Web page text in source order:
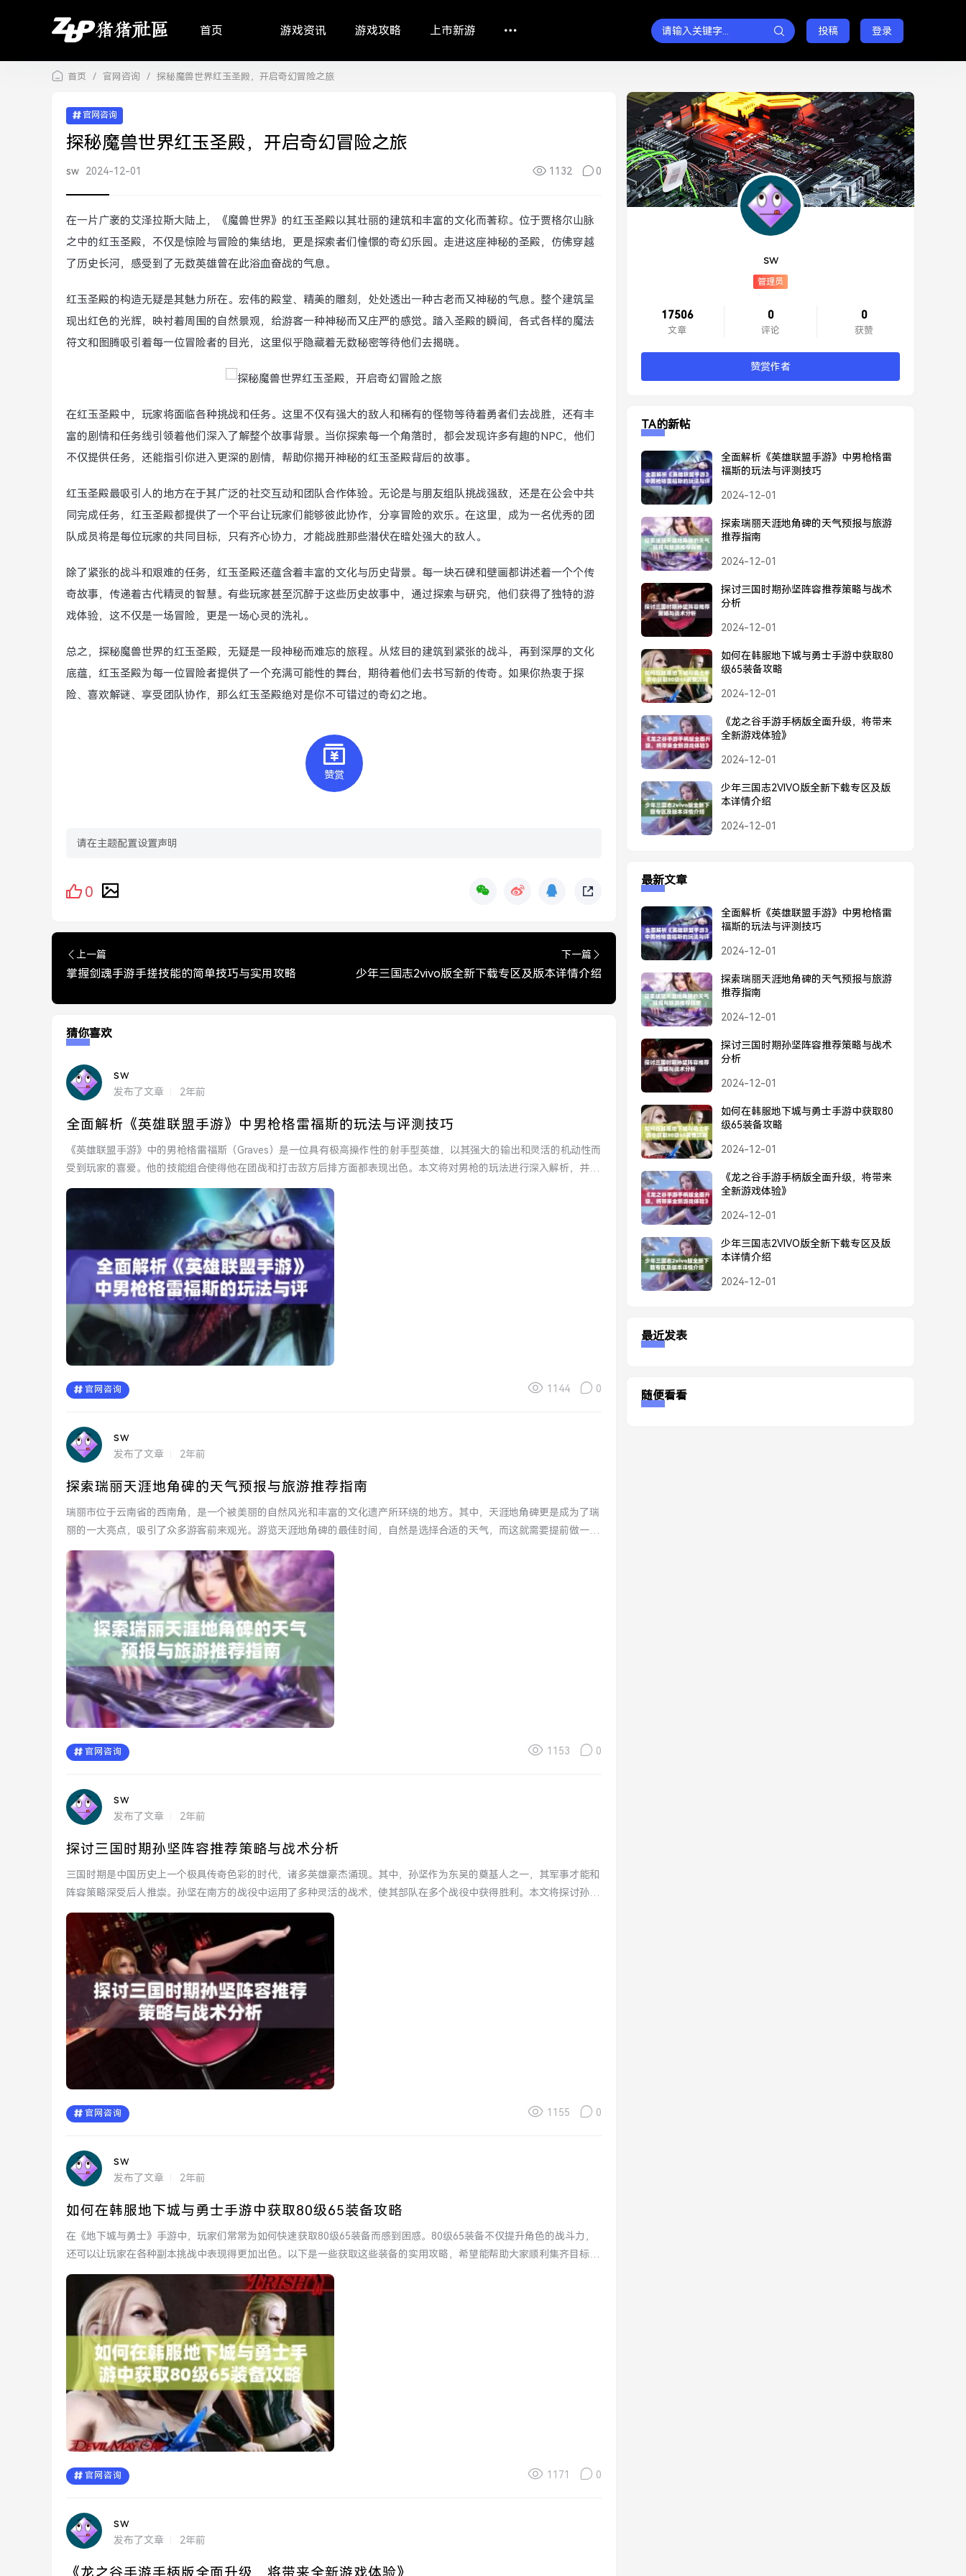
首页 游戏资讯 游戏攻略 上市新游 投稿 登录
首页 / 官网咨询 / 探秘魔兽世界红玉圣殿，开启奇幻冒险之旅
官网咨询
探秘魔兽世界红玉圣殿，开启奇幻冒险之旅
sw 2024-12-01 1132 0
在一片广袤的艾泽拉斯大陆上，《魔兽世界》的红玉圣殿以其壮丽的建筑和丰富的文化而著称。位于贾格尔山脉
之中的红玉圣殿，不仅是惊险与冒险的集结地，更是探索者们憧憬的奇幻乐园。走进这座神秘的圣殿，仿佛穿越
了历史长河，感受到了无数英雄曾在此浴血奋战的气息。
红玉圣殿的构造无疑是其魅力所在。宏伟的殿堂、精美的雕刻，处处透出一种古老而又神秘的气息。整个建筑呈
现出红色的光辉，映衬着周围的自然景观，给游客一种神秘而又庄严的感觉。踏入圣殿的瞬间，各式各样的魔法
符文和图腾吸引着每一位冒险者的目光，这里似乎隐藏着无数秘密等待他们去揭晓。
在红玉圣殿中，玩家将面临各种挑战和任务。这里不仅有强大的敌人和稀有的怪物等待着勇者们去战胜，还有丰
富的剧情和任务线引领着他们深入了解整个故事背景。当你探索每一个角落时，都会发现许多有趣的NPC，他们
不仅提供任务，还能指引你进入更深的剧情，帮助你揭开神秘的红玉圣殿背后的故事。
红玉圣殿最吸引人的地方在于其广泛的社交互动和团队合作体验。无论是与朋友组队挑战强敌，还是在公会中共
同完成任务，红玉圣殿都提供了一个平台让玩家们能够彼此协作，分享冒险的欢乐。在这里，成为一名优秀的团
队成员将是每位玩家的共同目标，只有齐心协力，才能战胜那些潜伏在暗处强大的敌人。
除了紧张的战斗和艰难的任务，红玉圣殿还蕴含着丰富的文化与历史背景。每一块石碑和壁画都讲述着一个个传
奇故事，传递着古代精灵的智慧。有些玩家甚至沉醉于这些历史故事中，通过探索与研究，他们获得了独特的游
戏体验，这不仅是一场冒险，更是一场心灵的洗礼。
总之，探秘魔兽世界的红玉圣殿，无疑是一段神秘而难忘的旅程。从炫目的建筑到紧张的战斗，再到深厚的文化
底蕴，红玉圣殿为每一位冒险者提供了一个充满可能性的舞台，期待着他们去书写新的传奇。如果你热衷于探
险、喜欢解谜、享受团队协作，那么红玉圣殿绝对是你不可错过的奇幻之地。
赞赏
请在主题配置设置声明
0
上一篇
掌握剑魂手游手搓技能的简单技巧与实用攻略
下一篇
少年三国志2vivo版全新下载专区及版本详情介绍
猜你喜欢
sw
发布了文章 2年前
全面解析《英雄联盟手游》中男枪格雷福斯的玩法与评测技巧
《英雄联盟手游》中的男枪格雷福斯（Graves）是一位具有极高操作性的射手型英雄，以其强大的输出和灵活的机动性而
受到玩家的喜爱。他的技能组合使得他在团战和打击敌方后排方面都表现出色。本文将对男枪的玩法进行深入解析，并提
供一些...
官网咨询 1144 0
sw
发布了文章 2年前
探索瑞丽天涯地角碑的天气预报与旅游推荐指南
瑞丽市位于云南省的西南角，是一个被美丽的自然风光和丰富的文化遗产所环绕的地方。其中，天涯地角碑更是成为了瑞
丽的一大亮点，吸引了众多游客前来观光。游览天涯地角碑的最佳时间，自然是选择合适的天气，而这就需要提前做一些
天气预报的功...
官网咨询 1153 0
sw
发布了文章 2年前
探讨三国时期孙坚阵容推荐策略与战术分析
三国时期是中国历史上一个极具传奇色彩的时代，诸多英雄豪杰涌现。其中，孙坚作为东吴的奠基人之一，其军事才能和
阵容策略深受后人推崇。孙坚在南方的战役中运用了多种灵活的战术，使其部队在多个战役中获得胜利。本文将探讨孙坚
阵容的推荐策...
官网咨询 1155 0
sw
发布了文章 2年前
如何在韩服地下城与勇士手游中获取80级65装备攻略
在《地下城与勇士》手游中，玩家们常常为如何快速获取80级65装备而感到困惑。80级65装备不仅提升角色的战斗力，
还可以让玩家在各种副本挑战中表现得更加出色。以下是一些获取这些装备的实用攻略，希望能帮助大家顺利集齐目标装
备。...
官网咨询 1171 0
sw
发布了文章 2年前
sw
管理员
17506
文章
0
评论
0
获赞
赞赏作者
TA的新帖
全面解析《英雄联盟手游》中男枪格雷
福斯的玩法与评测技巧
2024-12-01
探索瑞丽天涯地角碑的天气预报与旅游
推荐指南
2024-12-01
探讨三国时期孙坚阵容推荐策略与战术
分析
2024-12-01
如何在韩服地下城与勇士手游中获取80
级65装备攻略
2024-12-01
《龙之谷手游手柄版全面升级，将带来
全新游戏体验》
2024-12-01
少年三国志2VIVO版全新下载专区及版
本详情介绍
2024-12-01
最新文章
全面解析《英雄联盟手游》中男枪格雷
福斯的玩法与评测技巧
2024-12-01
探索瑞丽天涯地角碑的天气预报与旅游
推荐指南
2024-12-01
探讨三国时期孙坚阵容推荐策略与战术
分析
2024-12-01
如何在韩服地下城与勇士手游中获取80
级65装备攻略
2024-12-01
《龙之谷手游手柄版全面升级，将带来
全新游戏体验》
2024-12-01
少年三国志2VIVO版全新下载专区及版
本详情介绍
2024-12-01
最近发表
随便看看